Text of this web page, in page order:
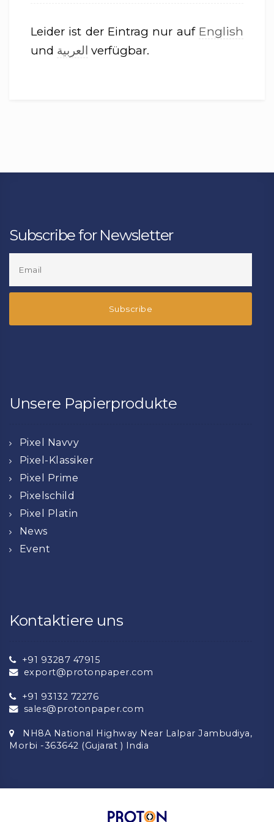
Leider ist der Eintrag nur auf English
und العربية verfügbar.
Subscribe for Newsletter
Unsere Papierprodukte
Pixel Navvy
Pixel-Klassiker
Pixel Prime
Pixelschild
Pixel Platin
News
Event
Kontaktiere uns
+91 93287 47915
export@protonpaper.com
+91 93132 72276
sales@protonpaper.com
NH8A National Highway Near Lalpar Jambudiya,
Morbi -363642 (Gujarat ) India